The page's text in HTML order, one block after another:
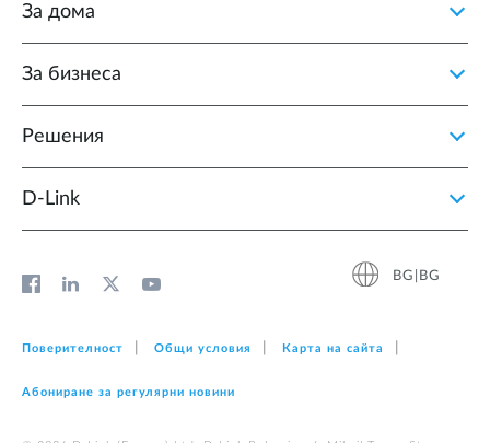
За дома
За бизнеса
Решения
D‑Link
BG|BG
Поверителност Общи условия Карта на сайта
Абониране за регулярни новини